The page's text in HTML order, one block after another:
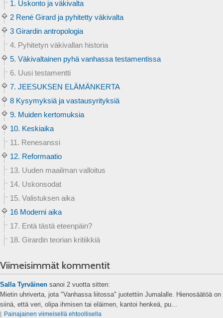
1. Uskonto ja väkivalta
2 René Girard ja pyhitetty väkivalta
3 Girardin antropologia
4. Pyhitetyn väkivallan historia
5. Väkivaltainen pyhä vanhassa testamentissa
6. Uusi testamentti
7. JEESUKSEN ELÄMÄNKERTA
8 Kysymyksiä ja vastausyrityksiä
9. Muiden kertomuksia
10. Keskiaika
11. Renesanssi
12. Reformaatio
13. Uuden maailman valloitus
14. Uskonsodat
15. Valistuksen aika
16 Moderni aika
17. Entä tästä eteenpäin?
18. Girardin teorian kritiikkiä
Viimeisimmät kommentit
Salla Tyrväinen sanoi 2 vuotta sitten:
Mietin uhriverta, jota "Vanhassa liitossa" juotettiin Jumalalle. Hienosäätöä on
siinä, että veri, olipa ihmisen tai eläimen, kantoi henkeä, pu...
⌊ Painajainen viimeisellä ehtoollisella